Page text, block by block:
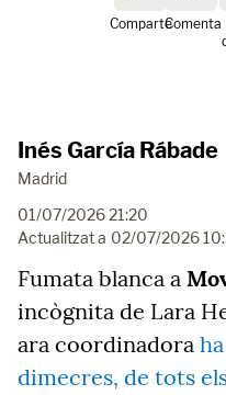
ComparteComenta
Inés García Rábade
Madrid
01/07/2026 21:20
Actualitzat a 02/07/2026
Fumata blanca a
incògnita de Lara
ara coordinadora
dimecres, de tots